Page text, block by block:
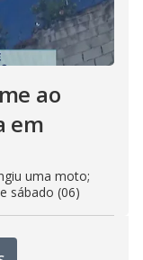
ao
em
uma moto;
sábado (06)